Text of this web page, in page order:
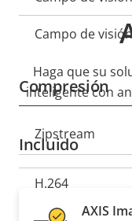
Campo de
Compresión
Descripción
de
propiedad
Zipstream
H.264
Haga que su
inteligente con
Incluido
AXIS